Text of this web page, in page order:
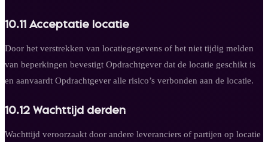
10.11 Acceptatie locatie
Door het verstrekken van locatiegegevens of het niet tijdig melden
van beperkingen bevestigt Opdrachtgever dat de locatie geschikt is
en aanvaardt Opdrachtgever alle risico’s verbonden aan de locatie.
10.12 Wachttijd derden
Wachttijd veroorzaakt door andere leveranciers of partijen op locatie